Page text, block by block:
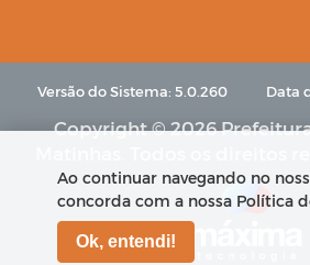
Versão do Sistema: 5.0.260 Data
Copyright © 2026
Ao continuar navegando no
concorda com a nossa Política
Ok, entendi!